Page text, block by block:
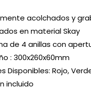
acolchados y
en material Skay
de 4 anillas con
: 300x260x60mm
Disponibles: Rojo,
incluido